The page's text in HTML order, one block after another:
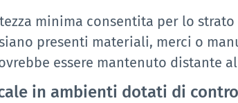
minima consentita per lo
presenti materiali, merci o
essere mantenuto distante
in ambienti dotati di